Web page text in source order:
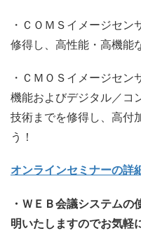
・ＣＯＭＳイメージセ
修得し、高性能・高機能
・ＣＭＯＳイメージセン
機能およびデジタル／コ
技術までを修得し、高付
う！
オンラインセミナーの詳
・ＷＥＢ会議システム
明いたしますのでお気軽